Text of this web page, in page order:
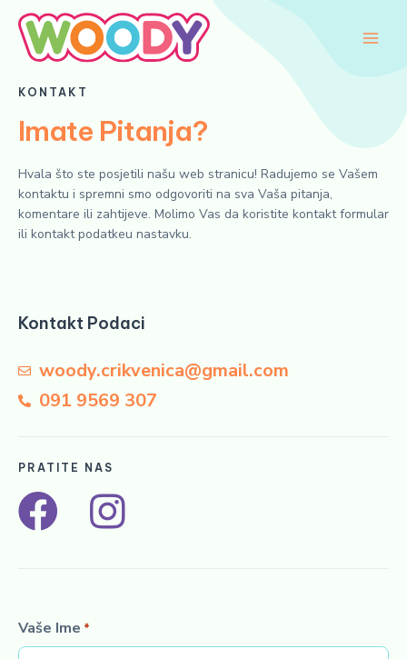
content
KONTAKT
Imate Pitanja?
Hvala što ste posjetili našu web stranicu! Radujemo se Vašem
kontaktu i spremni smo odgovoriti na sva Vaša pitanja,
komentare ili zahtijeve. Molimo Vas da koristite kontakt formular
ili kontakt podatkeu nastavku.
Kontakt Podaci
woody.crikvenica@gmail.com
091 9569 307
PRATITE NAS
F
e
I
t
Vaše Ime *